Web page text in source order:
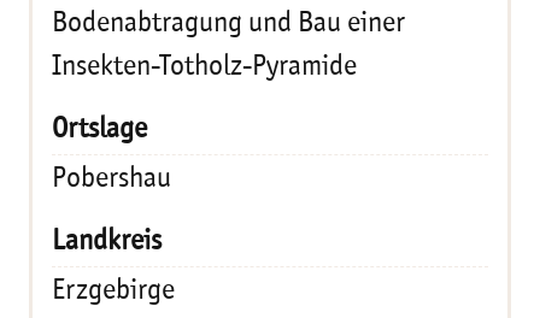
Bodenabtragung und Bau einer
Insekten-Totholz-Pyramide
Pobershau
Erzgebirge